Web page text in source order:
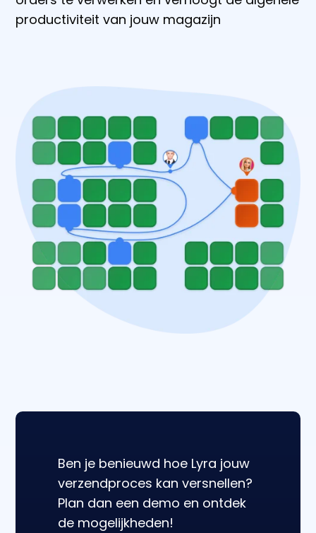
productiviteit van jouw magazijn
Ben je benieuwd hoe Lyra jouw
verzendproces kan versnellen?
Plan dan een demo en ontdek
de mogelijkheden!